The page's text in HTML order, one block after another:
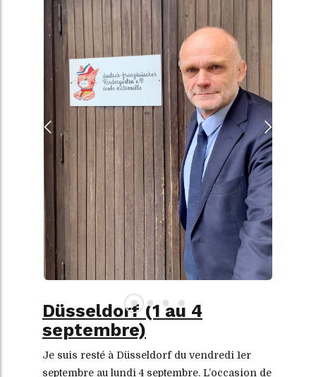
Düsseldorf (1 au 4
septembre)
Je suis resté à Düsseldorf du vendredi 1er
septembre au lundi 4 septembre. L’occasion de